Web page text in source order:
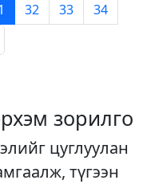
32 33
34
зорилго
цуглуулан
түгээн